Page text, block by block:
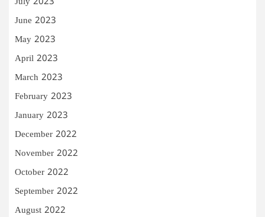
June 2023
May 2023
April 2023
March 2023
February 2023
January 2023
December 2022
November 2022
October 2022
September 2022
August 2022